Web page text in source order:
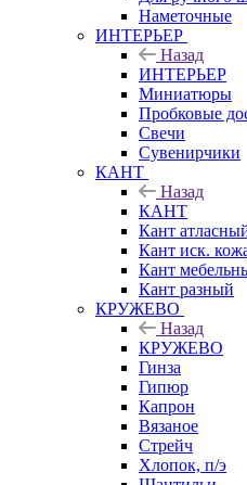
Наметочные
ИНТЕРЬЕР
Назад
ИНТЕРЬЕР
Миниатюры
Пробковые
Свечи
Сувенирчики
КАНТ
Назад
КАНТ
Кант
Кант иск.
Кант
Кант разный
КРУЖЕВО
Назад
КРУЖЕВО
Гинза
Гипюр
Капрон
Вязаное
Стрейч
Хлопок, п/э